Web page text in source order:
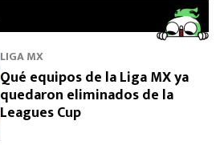
LIGA MX
Qué equipos de la Liga MX ya
quedaron eliminados de la
Leagues Cup